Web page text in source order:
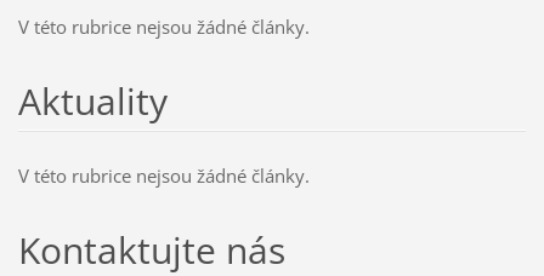
V této rubrice nejsou žádné články.
Aktuality
V této rubrice nejsou žádné články.
Kontaktujte nás